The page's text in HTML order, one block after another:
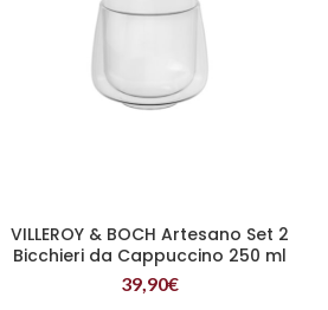
LEGGI TUTTO
VILLEROY & BOCH Artesano Set 2
Bicchieri da Cappuccino 250 ml
Senza Manico
39,90€